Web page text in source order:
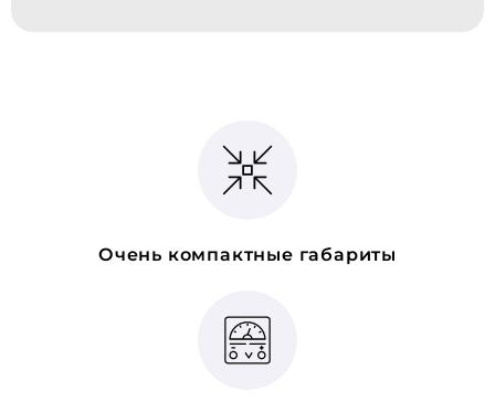
Очень компактные габариты